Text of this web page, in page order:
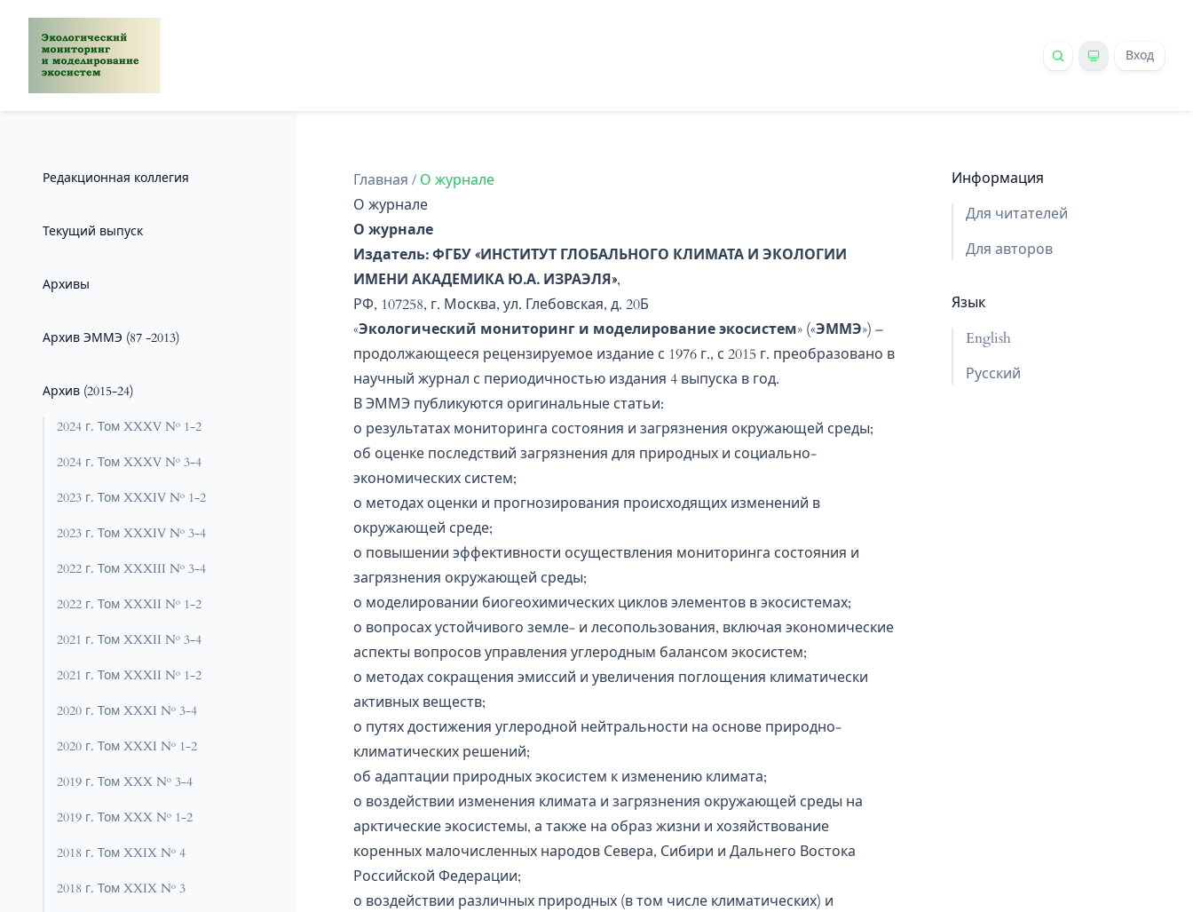
Вход
Редакционная коллегия
Текущий выпуск
Архивы
Архив ЭММЭ (87 -2013)
Архив (2015-24)
2024 г. Том XXXV № 1-2
2024 г. Том XXXV № 3-4
2023 г. Том XXXIV № 1-2
2023 г. Том XXXIV № 3-4
2022 г. Том XXXIII № 3-4
2022 г. Том XXXII № 1-2
2021 г. Том XXXII № 3-4
2021 г. Том XXXII № 1-2
2020 г. Том XXXI № 3-4
2020 г. Том XXXI № 1-2
2019 г. Том XXX № 3-4
2019 г. Том XXX № 1-2
2018 г. Том XXIX № 4
2018 г. Том XXIX № 3
Главная / О журнале
О журнале
О журнале
Издатель: ФГБУ «ИНСТИТУТ ГЛОБАЛЬНОГО КЛИМАТА И ЭКОЛОГИИ
ИМЕНИ АКАДЕМИКА Ю.А. ИЗРАЭЛЯ»,
РФ, 107258, г. Москва, ул. Глебовская, д. 20Б
«Экологический мониторинг и моделирование экосистем» («ЭММЭ») –
продолжающееся рецензируемое издание с 1976 г., с 2015 г. преобразовано в
научный журнал с периодичностью издания 4 выпуска в год.
В ЭММЭ публикуются оригинальные статьи:
о результатах мониторинга состояния и загрязнения окружающей среды;
об оценке последствий загрязнения для природных и социально-
экономических систем;
о методах оценки и прогнозирования происходящих изменений в
окружающей среде;
о повышении эффективности осуществления мониторинга состояния и
загрязнения окружающей среды;
о моделировании биогеохимических циклов элементов в экосистемах;
о вопросах устойчивого земле- и лесопользования, включая экономические
аспекты вопросов управления углеродным балансом экосистем;
о методах сокращения эмиссий и увеличения поглощения климатически
активных веществ;
о путях достижения углеродной нейтральности на основе природно-
климатических решений;
об адаптации природных экосистем к изменению климата;
о воздействии изменения климата и загрязнения окружающей среды на
арктические экосистемы, а также на образ жизни и хозяйствование
коренных малочисленных народов Севера, Сибири и Дальнего Востока
Российской Федерации;
о воздействии различных природных (в том числе климатических) и
Информация
Для читателей
Для авторов
Язык
English
Русский